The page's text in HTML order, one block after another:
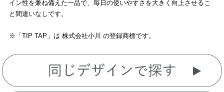
イン性を兼ね備えた一品で、毎日の使いやすさを大きく向上させるこ
と間違いなしです。
※「TIP TAP」は 株式会社小川 の登録商標です。